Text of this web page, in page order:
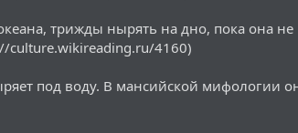
трижды нырять на дно, пока она не
culture.wikireading.ru/4160)
под воду. В мансийской мифологии